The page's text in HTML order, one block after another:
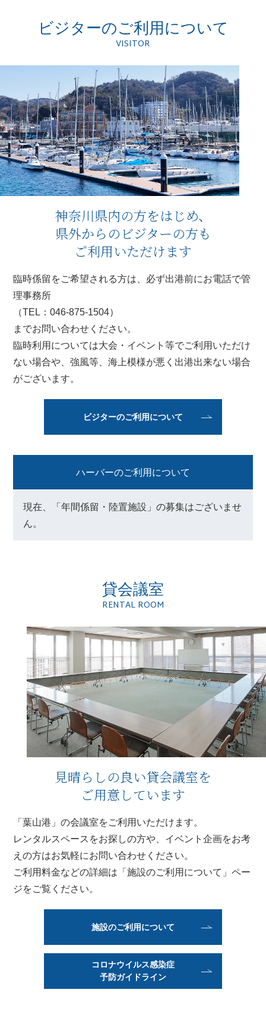
ビジターのご利用について
VISITOR
神奈川県内の方をはじめ、
県外からのビジターの方も
ご利用いただけます
臨時係留をご希望される方は、必ず出港前にお電話で管
理事務所
（TEL：046-875-1504）
までお問い合わせください。
臨時利用については大会・イベント等でご利用いただけ
ない場合や、強風等、海上模様が悪く出港出来ない場合
がございます。
ビジターのご利用について
ハーバーのご利用について
現在、「年間係留・陸置施設」の募集はございませ
ん。
貸会議室
RENTAL ROOM
見晴らしの良い貸会議室を
ご用意しています
「葉山港」の会議室をご利用いただけます。
レンタルスペースをお探しの方や、イベント企画をお考
えの方はお気軽にお問い合わせください。
ご利用料金などの詳細は「施設のご利用について」ペー
ジをご覧ください。
施設のご利用について
コロナウイルス感染症
予防ガイドライン